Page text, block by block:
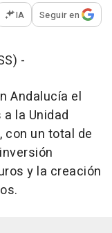
opciones para
IA Seguir en
-
Andalucía el
la Unidad
con un total de
y la creación